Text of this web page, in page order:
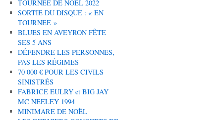
TOURNÉE DE NOËL 2022
SORTIE DU DISQUE : « EN
TOURNEE »
BLUES EN AVEYRON FÊTE
SES 5 ANS
DÉFENDRE LES PERSONNES,
PAS LES RÉGIMES
70 000 € POUR LES CIVILS
SINISTRÉS
FABRICE EULRY et BIG JAY
MC NEELEY 1994
MINIMARE DE NOËL